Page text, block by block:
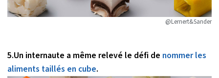
@Lernert&Sander
5.Un internaute a même relevé le défi de nommer les
aliments taillés en cube.